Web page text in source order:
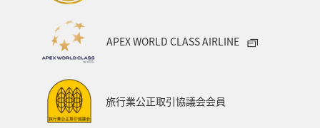
APEX WORLD CLASS AIRLINE
旅行業公正取引協議会会員